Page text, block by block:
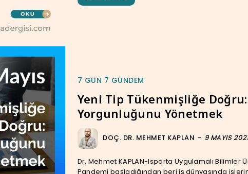
7 GÜN 7 GÜNDEM
Yeni Tip Tükenmişliğe
Yorgunluğunu Yönetmek
DOÇ. DR. MEHMET KAPLAN - 9 MAYIS
Dr. Mehmet KAPLAN-Isparta Uygulamalı Bilimler
Pandemi başladığından beri iş dünyasında